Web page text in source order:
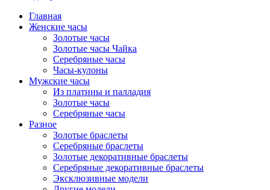
Главная
Женские часы
Золотые часы
Золотые часы Чайка
Серебряные часы
Часы-кулоны
Мужские часы
Из платины и палладия
Золотые часы
Серебряные часы
Разное
Золотые браслеты
Серебряные браслеты
Золотые декоративные браслеты
Серебряные декоративные браслеты
Эксклюзивные модели